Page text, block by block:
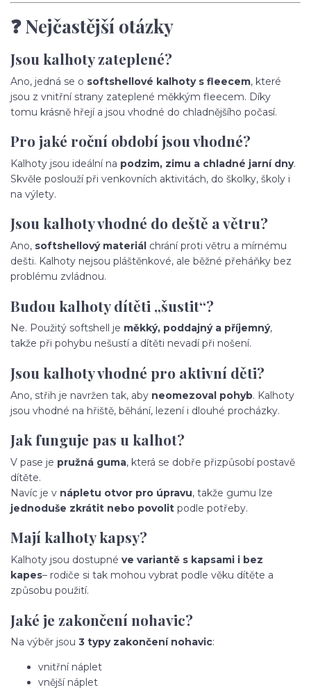
❓ Nejčastější otázky
Jsou kalhoty zateplené?
Ano, jedná se o softshellové kalhoty s fleecem, které
jsou z vnitřní strany zateplené měkkým fleecem. Díky
tomu krásně hřejí a jsou vhodné do chladnějšího počasí.
Pro jaké roční období jsou vhodné?
Kalhoty jsou ideální na podzim, zimu a chladné jarní dny.
Skvěle poslouží při venkovních aktivitách, do školky, školy i
na výlety.
Jsou kalhoty vhodné do deště a větru?
Ano, softshellový materiál chrání proti větru a mírnému
dešti. Kalhoty nejsou pláštěnkové, ale běžné přeháňky bez
problému zvládnou.
Budou kalhoty dítěti „šustit“?
Ne. Použitý softshell je měkký, poddajný a příjemný,
takže při pohybu nešustí a dítěti nevadí při nošení.
Jsou kalhoty vhodné pro aktivní děti?
Ano, střih je navržen tak, aby neomezoval pohyb. Kalhoty
jsou vhodné na hřiště, běhání, lezení i dlouhé procházky.
Jak funguje pas u kalhot?
V pase je pružná guma, která se dobře přizpůsobí postavě
dítěte.
Navíc je v nápletu otvor pro úpravu, takže gumu lze
jednoduše zkrátit nebo povolit podle potřeby.
Mají kalhoty kapsy?
Kalhoty jsou dostupné ve variantě s kapsami i bez
kapes– rodiče si tak mohou vybrat podle věku dítěte a
způsobu použití.
Jaké je zakončení nohavic?
Na výběr jsou 3 typy zakončení nohavic:
vnitřní náplet
vnější náplet